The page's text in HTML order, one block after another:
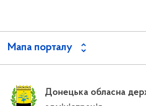
Мапа порталу
Донецька обласна